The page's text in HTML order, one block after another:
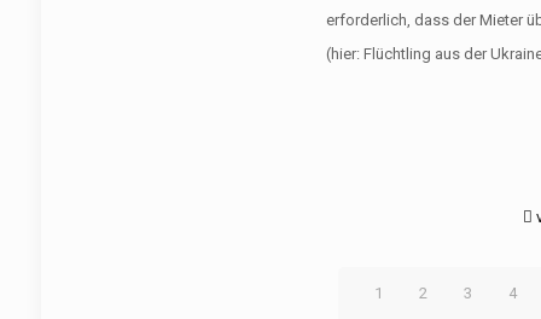
erforderlich, dass der Mieter
(hier: Flüchtling aus der
1 2 3 4